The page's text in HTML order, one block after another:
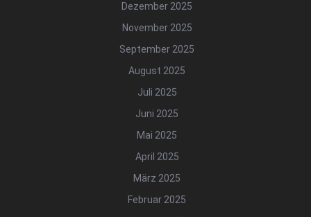
Dezember 2025
November 2025
September 2025
August 2025
Juli 2025
Juni 2025
Mai 2025
April 2025
März 2025
Februar 2025